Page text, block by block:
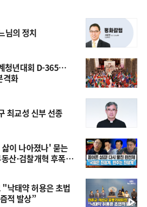
님의 정치
청년대회 D-365…
격화
최교성 신부 선종
이 나아졌나' 묻는
산·검찰개혁 후폭
"낙태약 허용은 초법
적 발상”